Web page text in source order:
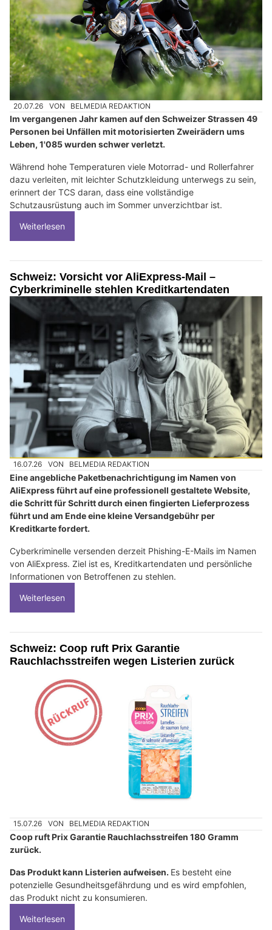
20.07.26 VON BELMEDIA REDAKTION
Im vergangenen Jahr kamen auf den Schweizer Strassen 49
Personen bei Unfällen mit motorisierten Zweirädern ums
Leben, 1'085 wurden schwer verletzt.
Während hohe Temperaturen viele Motorrad- und Rollerfahrer
dazu verleiten, mit leichter Schutzkleidung unterwegs zu sein,
erinnert der TCS daran, dass eine vollständige
Schutzausrüstung auch im Sommer unverzichtbar ist.
Weiterlesen
Schweiz: Vorsicht vor AliExpress-Mail –
Cyberkriminelle stehlen Kreditkartendaten
16.07.26 VON BELMEDIA REDAKTION
Eine angebliche Paketbenachrichtigung im Namen von
AliExpress führt auf eine professionell gestaltete Website,
die Schritt für Schritt durch einen fingierten Lieferprozess
führt und am Ende eine kleine Versandgebühr per
Kreditkarte fordert.
Cyberkriminelle versenden derzeit Phishing-E-Mails im Namen
von AliExpress. Ziel ist es, Kreditkartendaten und persönliche
Informationen von Betroffenen zu stehlen.
Weiterlesen
Schweiz: Coop ruft Prix Garantie
Rauchlachsstreifen wegen Listerien zurück
15.07.26 VON BELMEDIA REDAKTION
Coop ruft Prix Garantie Rauchlachsstreifen 180 Gramm
zurück.
Das Produkt kann Listerien aufweisen. Es besteht eine
potenzielle Gesundheitsgefährdung und es wird empfohlen,
das Produkt nicht zu konsumieren.
Weiterlesen